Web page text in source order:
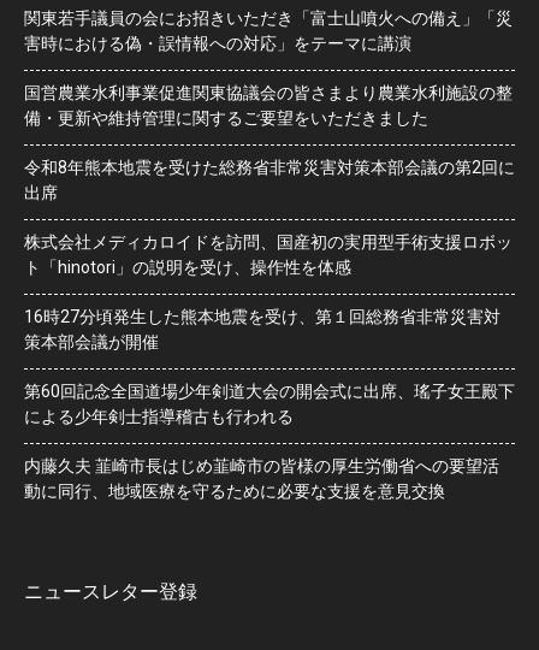
関東若手議員の会にお招きいただき「富士山噴火への備え」「災
害時における偽・誤情報への対応」をテーマに講演
国営農業水利事業促進関東協議会の皆さまより農業水利施設の整
備・更新や維持管理に関するご要望をいただきました
令和8年熊本地震を受けた総務省非常災害対策本部会議の第2回に
出席
株式会社メディカロイドを訪問、国産初の実用型手術支援ロボッ
ト「hinotori」の説明を受け、操作性を体感
16時27分頃発生した熊本地震を受け、第１回総務省非常災害対
策本部会議が開催
第60回記念全国道場少年剣道大会の開会式に出席、瑤子女王殿下
による少年剣士指導稽古も行われる
内藤久夫 韮崎市長はじめ韮崎市の皆様の厚生労働省への要望活
動に同行、地域医療を守るために必要な支援を意見交換
ニュースレター登録